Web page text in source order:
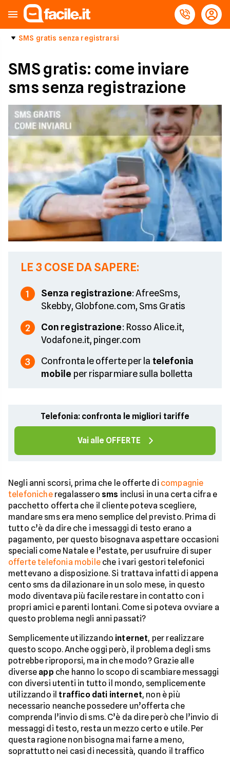
SMS gratis senza registrarsi
SMS gratis: come inviare
sms senza registrazione
LE 3 COSE DA SAPERE:
1 Senza registrazione: AfreeSms,
Skebby, Globfone.com, Sms Gratis
2 Con registrazione: Rosso Alice.it,
Vodafone.it, pinger.com
3 Confronta le offerte per la telefonia
mobile per risparmiare sulla bolletta
Telefonia: confronta le migliori tariffe
Vai alle OFFERTE
Negli anni scorsi, prima che le offerte di compagnie
telefonicheregalassero sms inclusi in una certa cifra e
pacchetto offerta che il cliente poteva scegliere,
mandare sms era meno semplice del previsto. Prima di
tutto c’è da dire che i messaggi di testo erano a
pagamento, per questo bisognava aspettare occasioni
speciali come Natale e l’estate, per usufruire di super
offerte telefonia mobileche i vari gestori telefonici
mettevano a disposizione. Si trattava infatti di appena
cento sms da dilazionare in un solo mese, in questo
modo diventava più facile restare in contatto con i
propri amici e parenti lontani. Come si poteva ovviare a
questo problema negli anni passati?
Semplicemente utilizzando internet, per realizzare
questo scopo. Anche oggi però, il problema degli sms
potrebbe riproporsi, ma in che modo? Grazie alle
diverse app che hanno lo scopo di scambiare messaggi
con diversi utenti in tutto il mondo, semplicemente
utilizzando il traffico dati internet, non è più
necessario neanche possedere un’offerta che
comprenda l’invio di sms. C’è da dire però che l’invio di
messaggi di testo, resta un mezzo certo e utile. Per
questa ragione non bisogna mai farne a meno,
soprattutto nei casi di necessità, quando il traffico